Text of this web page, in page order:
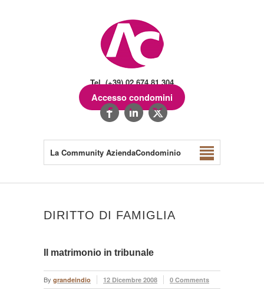
Tel. (+39) 02.674.81.304
Accesso condomini
La Community AziendaCondominio
DIRITTO DI FAMIGLIA
Il matrimonio in tribunale
By grandeindio 12 Dicembre 2008 0 Comments